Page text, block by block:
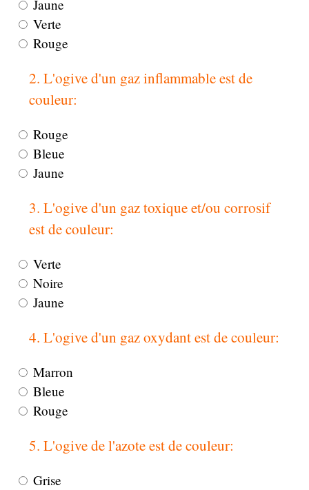
Jaune
Verte
Rouge
2. L'ogive d'un gaz inflammable est de
couleur:
Rouge
Bleue
Jaune
3. L'ogive d'un gaz toxique et/ou corrosif
est de couleur:
Verte
Noire
Jaune
4. L'ogive d'un gaz oxydant est de couleur:
Marron
Bleue
Rouge
5. L'ogive de l'azote est de couleur:
Grise